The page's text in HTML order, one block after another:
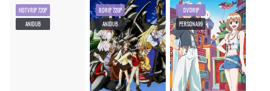
HDTVRIP 720P
ANIDUB
BDRIP 720P
ANIDUB
DVDRIP
PERSONA99